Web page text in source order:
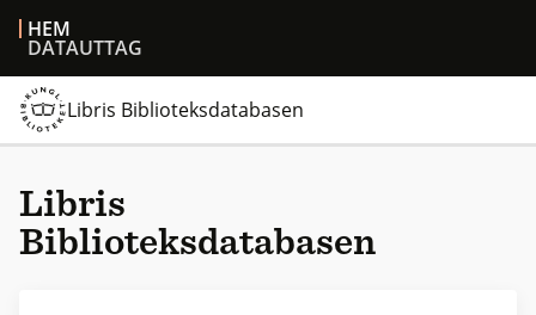
HEM
DATAUTTAG
Libris Biblioteksdatabasen
Libris
Biblioteksdatabasen